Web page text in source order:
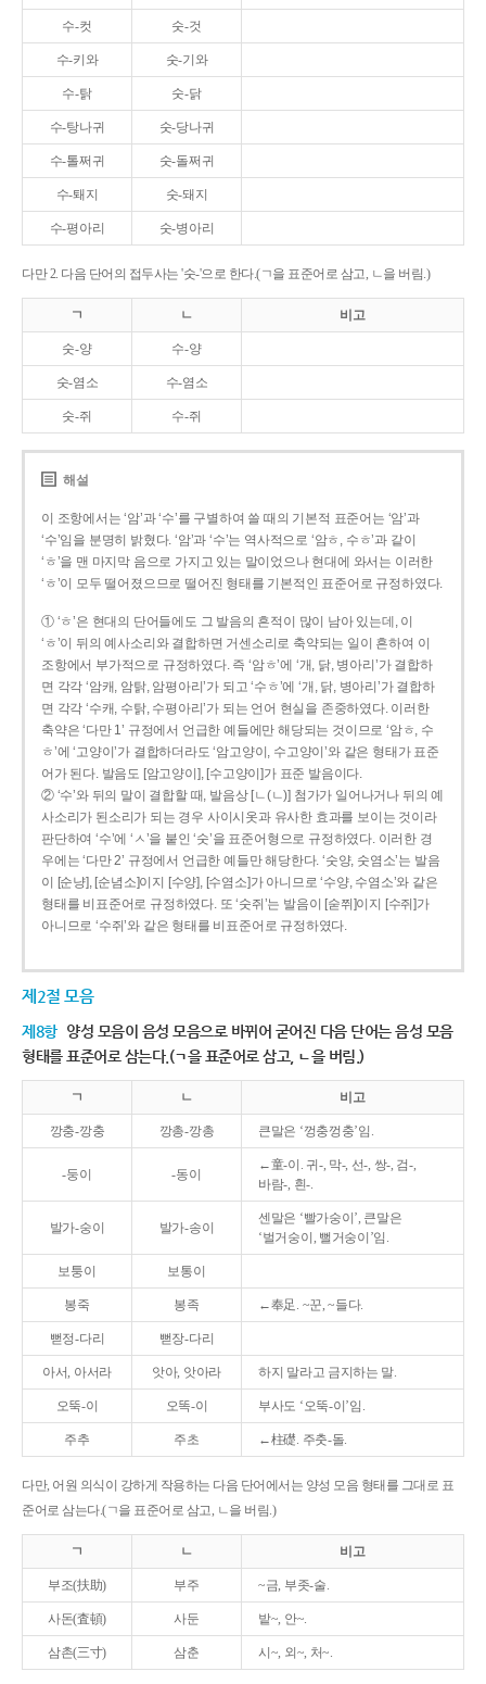
수-컷 숫-것
수-키와 숫-기와
수-탉 숫-닭
수-탕나귀 숫-당나귀
수-톨쩌귀 숫-돌쩌귀
수-퇘지 숫-돼지
수-평아리 숫-병아리
다만 2. 다음 단어의 접두사는 '숫-'으로 한다.(ㄱ을 표준어로 삼고, ㄴ을 버림.)
ㄱ ㄴ 비고
숫-양 수-양
숫-염소 수-염소
숫-쥐 수-쥐
해설
이 조항에서는 ‘암’과 ‘수’를 구별하여 쓸 때의 기본적 표준어는 ‘암’과
‘수’임을 분명히 밝혔다. ‘암’과 ‘수’는 역사적으로 ‘암ㅎ, 수ㅎ’과 같이
‘ㅎ’을 맨 마지막 음으로 가지고 있는 말이었으나 현대에 와서는 이러한
‘ㅎ’이 모두 떨어졌으므로 떨어진 형태를 기본적인 표준어로 규정하였다.
① ‘ㅎ’은 현대의 단어들에도 그 발음의 흔적이 많이 남아 있는데, 이
‘ㅎ’이 뒤의 예사소리와 결합하면 거센소리로 축약되는 일이 흔하여 이
조항에서 부가적으로 규정하였다. 즉 ‘암ㅎ’에 ‘개, 닭, 병아리’가 결합하
면 각각 ‘암캐, 암탉, 암평아리’가 되고 ‘수ㅎ’에 ‘개, 닭, 병아리’가 결합하
면 각각 ‘수캐, 수탉, 수평아리’가 되는 언어 현실을 존중하였다. 이러한
축약은 ‘다만 1’ 규정에서 언급한 예들에만 해당되는 것이므로 ‘암ㅎ, 수
ㅎ’에 ‘고양이’가 결합하더라도 ‘암고양이, 수고양이’와 같은 형태가 표준
어가 된다. 발음도 [암고양이], [수고양이]가 표준 발음이다.
② ‘수’와 뒤의 말이 결합할 때, 발음상 [ㄴ(ㄴ)] 첨가가 일어나거나 뒤의 예
사소리가 된소리가 되는 경우 사이시옷과 유사한 효과를 보이는 것이라
판단하여 ‘수’에 ‘ㅅ’을 붙인 ‘숫’을 표준어형으로 규정하였다. 이러한 경
우에는 ‘다만 2’ 규정에서 언급한 예들만 해당한다. ‘숫양, 숫염소’는 발음
이 [순냥], [순념소]이지 [수양], [수염소]가 아니므로 ‘수양, 수염소’와 같은
형태를 비표준어로 규정하였다. 또 ‘숫쥐’는 발음이 [숟쮜]이지 [수쥐]가
아니므로 ‘수쥐’와 같은 형태를 비표준어로 규정하였다.
제2절 모음
제8항 양성 모음이 음성 모음으로 바뀌어 굳어진 다음 단어는 음성 모음
형태를 표준어로 삼는다.(ㄱ을 표준어로 삼고, ㄴ을 버림.)
ㄱ ㄴ 비고
깡충-깡충 깡총-깡총 큰말은 ‘껑충껑충’임.
-둥이 -동이
←童-이. 귀-, 막-, 선-, 쌍-, 검-,
바람-, 흰-.
발가-숭이 발가-송이
센말은 ‘빨가숭이’, 큰말은
‘벌거숭이, 뻘거숭이’임.
보퉁이 보통이
봉죽 봉족 ←奉足. ~꾼, ~들다.
뻗정-다리 뻗장-다리
아서, 아서라 앗아, 앗아라 하지 말라고 금지하는 말.
오뚝-이 오똑-이 부사도 ‘오뚝-이’임.
주추 주초 ←柱礎. 주춧-돌.
다만, 어원 의식이 강하게 작용하는 다음 단어에서는 양성 모음 형태를 그대로 표
준어로 삼는다.(ㄱ을 표준어로 삼고, ㄴ을 버림.)
ㄱ ㄴ 비고
부조(扶助) 부주 ~금, 부좃-술.
사돈(査頓) 사둔 밭~, 안~.
삼촌(三寸) 삼춘 시~, 외~, 처~.